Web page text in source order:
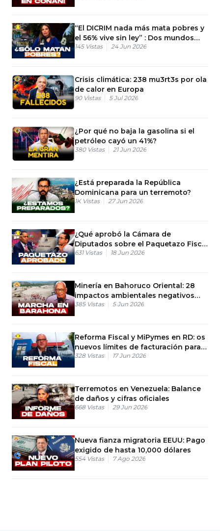
“El DICRIM nada más mata pobres y
el 56% vive sin ley” : Dos mundos
paralelos en RD
145 Vistas 24 Jun 2026
Crisis climática: 238 mu3rt3s por ola
de calor en Europa
90 Vistas 5 Jul 2026
¿Por qué no baja la gasolina si el
petróleo cayó un 41%?
380 Vistas 21 Jun 2026
¿Está preparada la República
Dominicana para un terremoto?
1K Vistas 27 Jun 2026
¿Qué aprobó la Cámara de
Diputados sobre el Paquetazo Fiscal
en RD?
631 Vistas 18 Jun 2026
Minería en Bahoruco Oriental: 28
impactos ambientales negativos
aprobados
385 Vistas 5 Jun 2026
Reforma Fiscal y MiPymes en RD: os
nuevos límites de facturación para
no pagar anticipo
328 Vistas 17 Jun 2026
Terremotos en Venezuela: Balance
de daños y cifras oficiales
668 Vistas 29 Jun 2026
Nueva fianza migratoria EEUU: Pago
exigido de hasta 10,000 dólares
554 Vistas 7 Ago 2026